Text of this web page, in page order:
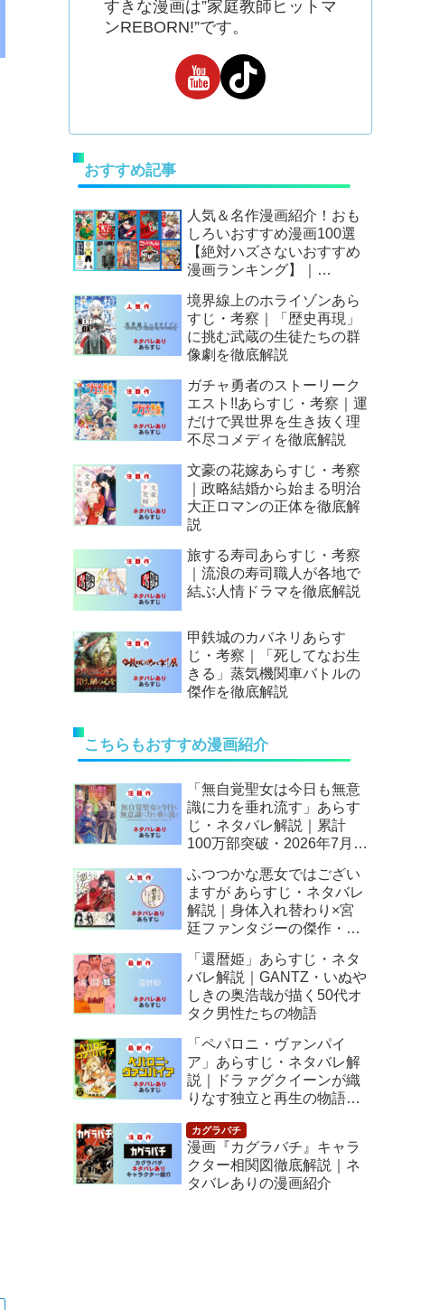
すきな漫画は”家庭教師ヒットマ
ンREBORN!”です。
おすすめ記事
人気＆名作漫画紹介！おも
しろいおすすめ漫画100選
【絶対ハズさないおすすめ
漫画ランキング】｜
境界線上のホライゾンあら
すじ・考察｜「歴史再現」
に挑む武蔵の生徒たちの群
像劇を徹底解説
ガチャ勇者のストーリーク
エスト!!あらすじ・考察｜運
だけで異世界を生き抜く理
不尽コメディを徹底解説
文豪の花嫁あらすじ・考察
｜政略結婚から始まる明治
大正ロマンの正体を徹底解
説
旅する寿司あらすじ・考察
｜流浪の寿司職人が各地で
結ぶ人情ドラマを徹底解説
甲鉄城のカバネリあらす
じ・考察｜「死してなお生
きる」蒸気機関車バトルの
傑作を徹底解説
こちらもおすすめ漫画紹介
「無自覚聖女は今日も無意
識に力を垂れ流す」あらす
じ・ネタバレ解説｜累計
100万部突破・2026年7月ア
逆転人生
ふつつかな悪女ではござい
ますが あらすじ・ネタバレ
解説｜身体入れ替わり×宮
廷ファンタジーの傑作・
「還暦姫」あらすじ・ネタ
バレ解説｜GANTZ・いぬや
しきの奥浩哉が描く50代オ
タク男性たちの物語
「ペパロニ・ヴァンパイ
ア」あらすじ・ネタバレ解
説｜ドラァグクイーンが織
りなす独立と再生の物語
漫画『カグラバチ』キャラ
クター相関図徹底解説｜ネ
タバレありの漫画紹介